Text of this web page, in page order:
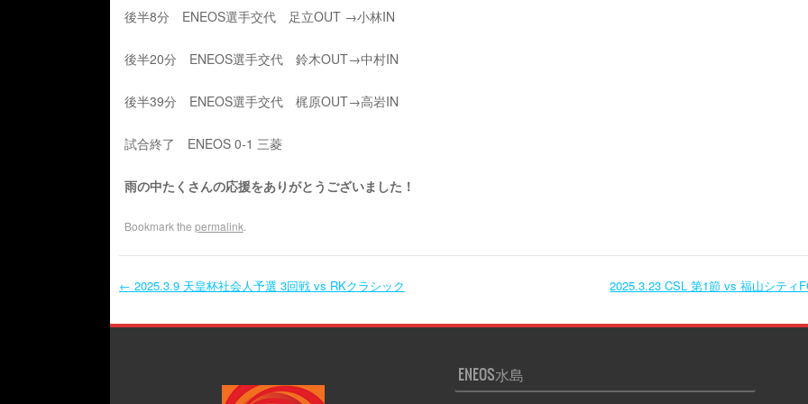
後半8分 ENEOS選手交代 足立OUT →小林IN
後半20分 ENEOS選手交代 鈴木OUT→中村IN
後半39分 ENEOS選手交代 梶原OUT→高岩IN
試合終了 ENEOS 0-1 三菱
雨の中たくさんの応援をありがとうございました！
Bookmark the permalink
Post navigation
← 2025.3.9 天皇杯社会人予選 3回戦 vs RKクラシック 2025.3.23 CSL 第1節 vs 福山シティ
ENEOS水島